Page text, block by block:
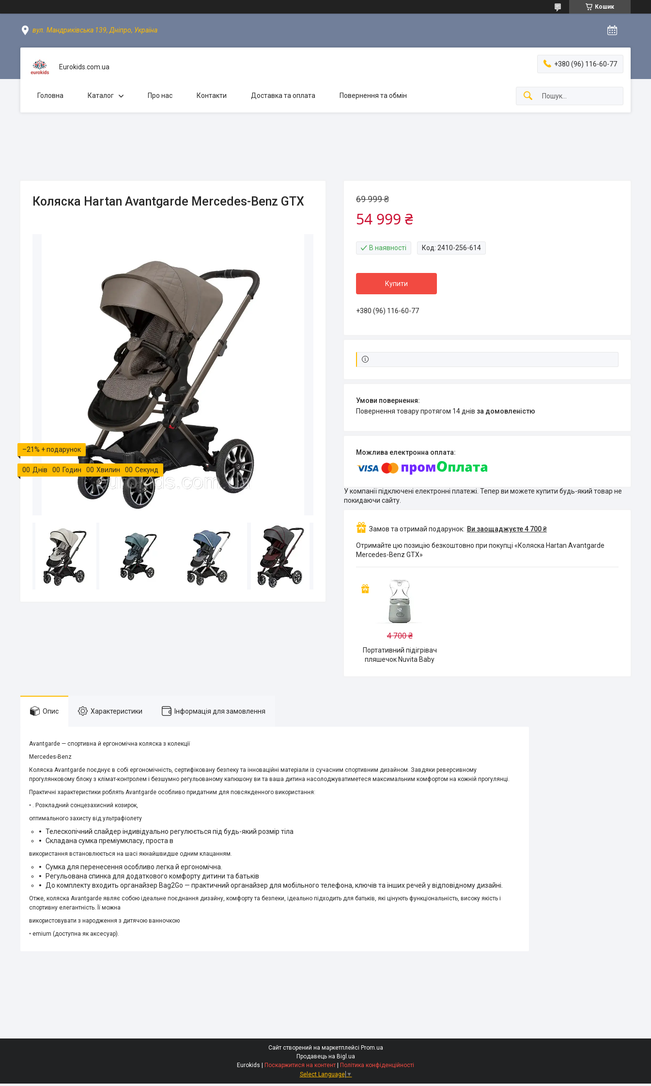
Кошик
вул. Мандриківська 139, Дніпро, Україна
Eurokids.com.ua +380 (96) 116-60-77
Головна Каталог Про нас Контакти Доставка та оплата Повернення та обмін
Коляска Hartan Avantgarde Mercedes-Benz GTX
–21%
00 Днів 00 Годин 00 Хвилин 00 Секунд
69 999 ₴
54 999 ₴
В наявності Код: 2410-256-614
Купити
+380 (96) 116-60-77
повернення товару протягом 14 днів за домовленістю
У компанії підключені електронні платежі. Тепер ви можете купити будь-який товар не
покидаючи сайту.
Замов та отримай подарунок Ви заощаджуєте 4 700 ₴
Отримайте цю позицію безкоштовно при покупці «Коляска Hartan Avantgarde
Mercedes-Benz GTX»
4 700 ₴
Портативний підігрівач
пляшечок Nuvita Baby
Опис Характеристики Інформація для замовлення
Avantgarde — спортивна й ергономічна коляска з колекції
Mercedes-Benz
Коляска Avantgarde поєднує в собі ергономічність, сертифіковану безпеку та інноваційні матеріали із сучасним спортивним дизайном. Завдяки реверсивному
прогулянковому блоку з клімат-контролем і безшумно регульованому капюшону ви та ваша дитина насолоджуватиметеся максимальним комфортом на кожній прогулянці.
Практичні характеристики роблять Avantgarde особливо придатним для повсякденного використання:
• . Розкладний сонцезахисний козирок,
оптимального захисту від ультрафіолету
Телескопічний слайдер індивідуально регулюється під будь-який розмір тіла
Складана сумка преміумкласу, проста в
використання встановлюється на шасі якнайшвидше одним клацанням.
Сумка для перенесення особливо легка й ергономічна.
Регульована спинка для додаткового комфорту дитини та батьків
До комплекту входить органайзер Bag2Go — практичний органайзер для мобільного телефона, ключів та інших речей у відповідному дизайні.
Отже, коляска Avantgarde являє собою ідеальне поєднання дизайну, комфорту та безпеки, ідеально підходить для батьків, які цінують функціональність, високу якість і
спортивну елегантність. Її можна
використовувати з народження з дитячою ванночкою
• emium (доступна як аксесуар).
Сайт створений на маркетплейсі Prom.ua
Продавець на Bigl.ua
Поскаржитися на контент
Політика конфіденційності
Select Language ▼